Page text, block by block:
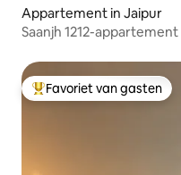
Appartement in Jaipur
Saanjh 1212-
Topfavoriet van gasten
Favoriet van gasten